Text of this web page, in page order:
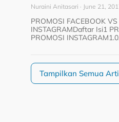
Nuraini Anitasari June 21,
PROMOSI FACEBOOK
INSTAGRAMDaftar Isi1
PROMOSI
Tampilkan Semua